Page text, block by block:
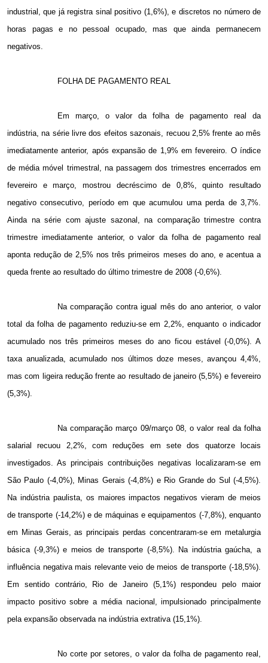
industrial, que já registra sinal positivo (1,6%), e discretos no número de
horas pagas e no pessoal ocupado, mas que ainda permanecem
negativos.
FOLHA DE PAGAMENTO REAL
Em março, o valor da folha de pagamento real da
indústria, na série livre dos efeitos sazonais, recuou 2,5% frente ao mês
imediatamente anterior, após expansão de 1,9% em fevereiro. O índice
de média móvel trimestral, na passagem dos trimestres encerrados em
fevereiro e março, mostrou decréscimo de 0,8%, quinto resultado
negativo consecutivo, período em que acumulou uma perda de 3,7%.
Ainda na série com ajuste sazonal, na comparação trimestre contra
trimestre imediatamente anterior, o valor da folha de pagamento real
aponta redução de 2,5% nos três primeiros meses do ano, e acentua a
queda frente ao resultado do último trimestre de 2008 (-0,6%).
Na comparação contra igual mês do ano anterior, o valor
total da folha de pagamento reduziu-se em 2,2%, enquanto o indicador
acumulado nos três primeiros meses do ano ficou estável (-0,0%). A
taxa anualizada, acumulado nos últimos doze meses, avançou 4,4%,
mas com ligeira redução frente ao resultado de janeiro (5,5%) e fevereiro
(5,3%).
Na comparação março 09/março 08, o valor real da folha
salarial recuou 2,2%, com reduções em sete dos quatorze locais
investigados. As principais contribuições negativas localizaram-se em
São Paulo (-4,0%), Minas Gerais (-4,8%) e Rio Grande do Sul (-4,5%).
Na indústria paulista, os maiores impactos negativos vieram de meios
de transporte (-14,2%) e de máquinas e equipamentos (-7,8%), enquanto
em Minas Gerais, as principais perdas concentraram-se em metalurgia
básica (-9,3%) e meios de transporte (-8,5%). Na indústria gaúcha, a
influência negativa mais relevante veio de meios de transporte (-18,5%).
Em sentido contrário, Rio de Janeiro (5,1%) respondeu pelo maior
impacto positivo sobre a média nacional, impulsionado principalmente
pela expansão observada na indústria extrativa (15,1%).
No corte por setores, o valor da folha de pagamento real,